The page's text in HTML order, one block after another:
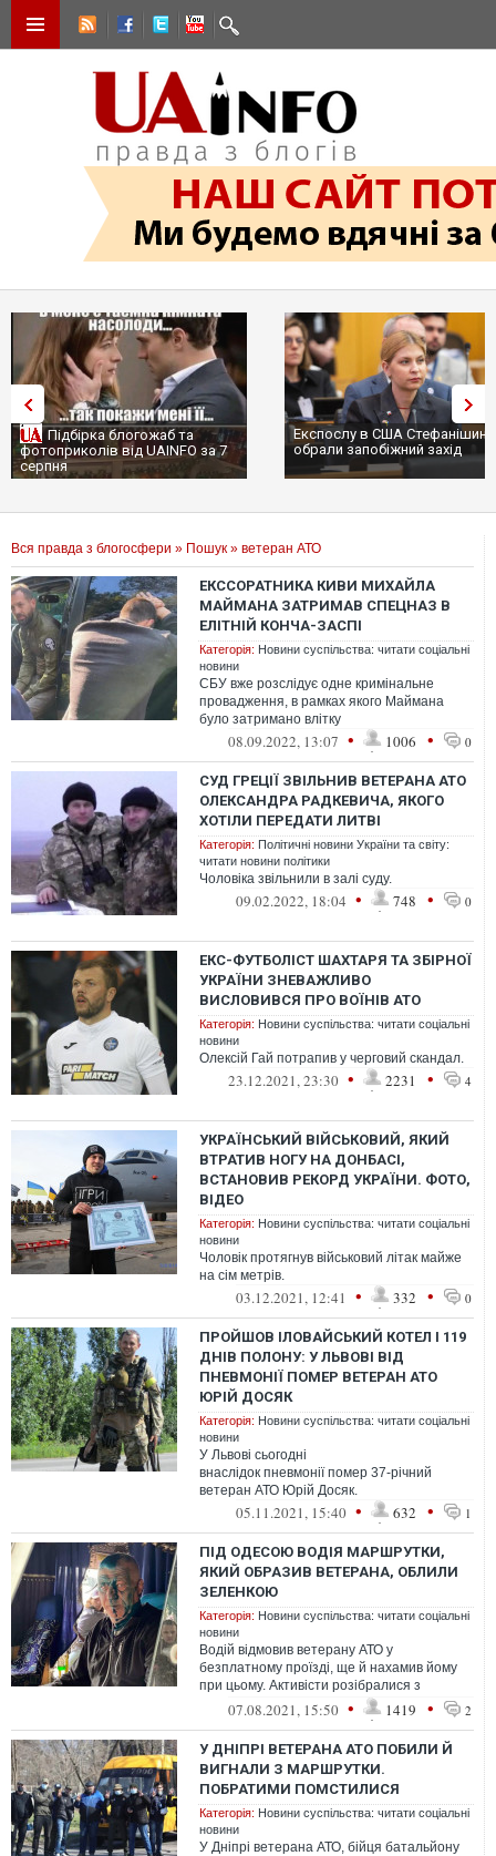
Підбірка блогожаб та
фотоприколів від UAINFO за 7
серпня
Експослу в США
обрали запобіжний захід
Вся правда з блогосфери » Пошук » ветеран АТО
ЕКССОРАТНИКА КИВИ МИХАЙЛА
МАЙМАНА ЗАТРИМАВ СПЕЦНАЗ В
ЕЛІТНІЙ КОНЧА-ЗАСПІ
Категорія: Новини суспільства: читати соціальні
новини
СБУ вже розслідує одне кримінальне
провадження, в рамках якого Маймана
було затримано влітку
08.09.2022, 13:07 • 1006 • 0
СУД ГРЕЦІЇ ЗВІЛЬНИВ ВЕТЕРАНА АТО
ОЛЕКСАНДРА РАДКЕВИЧА, ЯКОГО
ХОТІЛИ ПЕРЕДАТИ ЛИТВІ
Категорія: Політичні новини України та світу:
читати новини політики
Чоловіка звільнили в залі суду.
09.02.2022, 18:04 • 748 • 0
ЕКС-ФУТБОЛІСТ ШАХТАРЯ ТА ЗБІРНОЇ
УКРАЇНИ ЗНЕВАЖЛИВО
ВИСЛОВИВСЯ ПРО ВОЇНІВ АТО
Категорія: Новини суспільства: читати соціальні
новини
Олексій Гай потрапив у черговий скандал.
23.12.2021, 23:30 • 2231 • 4
УКРАЇНСЬКИЙ ВІЙСЬКОВИЙ, ЯКИЙ
ВТРАТИВ НОГУ НА ДОНБАСІ,
ВСТАНОВИВ РЕКОРД УКРАЇНИ. ФОТО,
ВІДЕО
Категорія: Новини суспільства: читати соціальні
новини
Чоловік протягнув військовий літак майже
на сім метрів.
03.12.2021, 12:41 • 332 • 0
ПРОЙШОВ ІЛОВАЙСЬКИЙ КОТЕЛ І 119
ДНІВ ПОЛОНУ: У ЛЬВОВІ ВІД
ПНЕВМОНІЇ ПОМЕР ВЕТЕРАН АТО
ЮРІЙ ДОСЯК
Категорія: Новини суспільства: читати соціальні
новини
У Львові сьогодні
внаслідок пневмонії помер 37-річний
ветеран АТО Юрій Досяк.
05.11.2021, 15:40 • 632 • 1
ПІД ОДЕСОЮ ВОДІЯ МАРШРУТКИ,
ЯКИЙ ОБРАЗИВ ВЕТЕРАНА, ОБЛИЛИ
ЗЕЛЕНКОЮ
Категорія: Новини суспільства: читати соціальні
новини
Водій відмовив ветерану АТО у
безплатному проїзді, ще й нахамив йому
при цьому. Активісти розібралися з
маршрутником
07.08.2021, 15:50 • 1419 • 2
У ДНІПРІ ВЕТЕРАНА АТО ПОБИЛИ Й
ВИГНАЛИ З МАРШРУТКИ.
ПОБРАТИМИ ПОМСТИЛИСЯ
Категорія: Новини суспільства: читати соціальні
новини
У Дніпрі ветерана АТО, бійця батальйону